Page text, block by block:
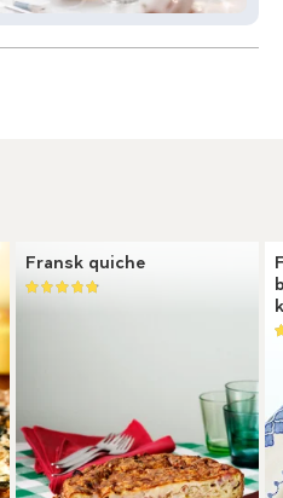
Fransk quiche